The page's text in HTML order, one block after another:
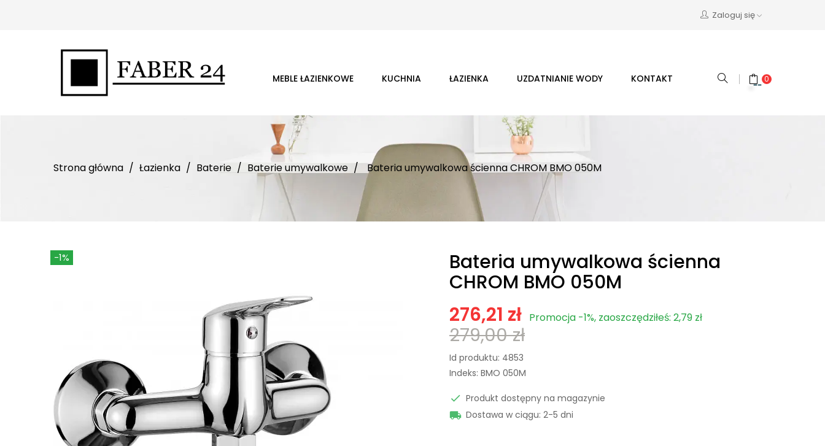
Zaloguj się
MEBLE ŁAZIENKOWE KUCHNIA ŁAZIENKA UZDATNIANIE WODY KONTAKT 0
Strona główna Łazienka Baterie Baterie umywalkowe Bateria umywalkowa ścienna CHROM BMO 050M
-1% Bateria umywalkowa ścienna
CHROM BMO 050M
276,21 zł Promocja -1%, zaoszczędziłeś: 2,79 zł
279,00 zł
Id produktu: 4853
Indeks: BMO 050M
 Produkt dostępny na magazynie
 Dostawa w ciągu: 2-5 dni